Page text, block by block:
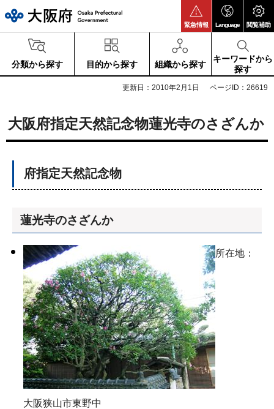
緊急情報 Language 閲覧補助
分類から探す 目的から探す 組織から探す
キーワードから
探す
更新日：2010年2月1日 ページID：26619
大阪府指定天然記念物蓮光寺のさざんか
府指定天然記念物
蓮光寺のさざんか
所在地：
大阪狭山市東野中